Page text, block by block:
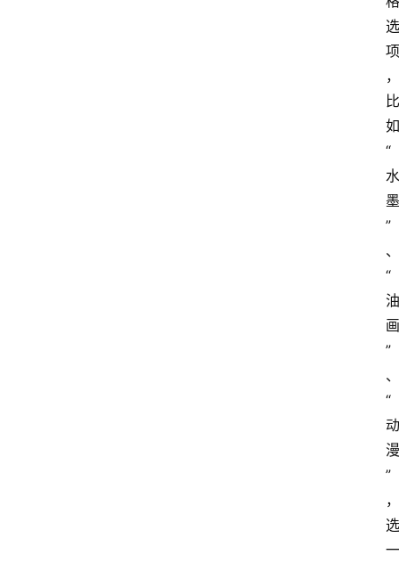
选
项
，
比
如
“
水
墨
”
、
“
油
画
”
、
“
动
漫
”
，
选
一